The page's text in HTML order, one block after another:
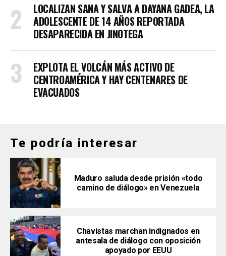
LOCALIZAN SANA Y SALVA A DAYANA GADEA, LA
ADOLESCENTE DE 14 AÑOS REPORTADA
DESAPARECIDA EN JINOTEGA
EXPLOTA EL VOLCÁN MÁS ACTIVO DE
CENTROAMÉRICA Y HAY CENTENARES DE
EVACUADOS
Te podría interesar
Maduro saluda desde prisión «todo
camino de diálogo» en Venezuela
Chavistas marchan indignados en
antesala de diálogo con oposición
apoyado por EEUU